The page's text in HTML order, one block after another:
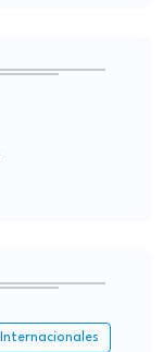
Internacionales